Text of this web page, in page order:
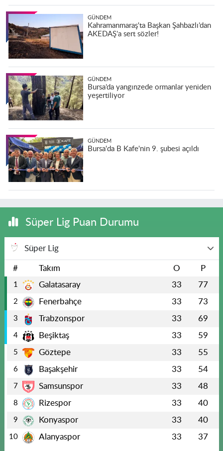
GÜNDEM
Kahramanmaraş'ta Başkan Şahbazlı’dan
AKEDAŞ’a sert sözler!
GÜNDEM
Bursa’da yangınzede ormanlar yeniden
yeşertiliyor
GÜNDEM
Bursa'da B Kafe'nin 9. şubesi açıldı
Süper Lig Puan Durumu
Süper Lig
# Takım O P
1 Galatasaray 33 77
2 Fenerbahçe 33 73
3 Trabzonspor 33 69
4 Beşiktaş 33 59
5 Göztepe 33 55
6 Başakşehir 33 54
7 Samsunspor 33 48
8 Rizespor 33 40
9 Konyaspor 33 40
10 Alanyaspor 33 37